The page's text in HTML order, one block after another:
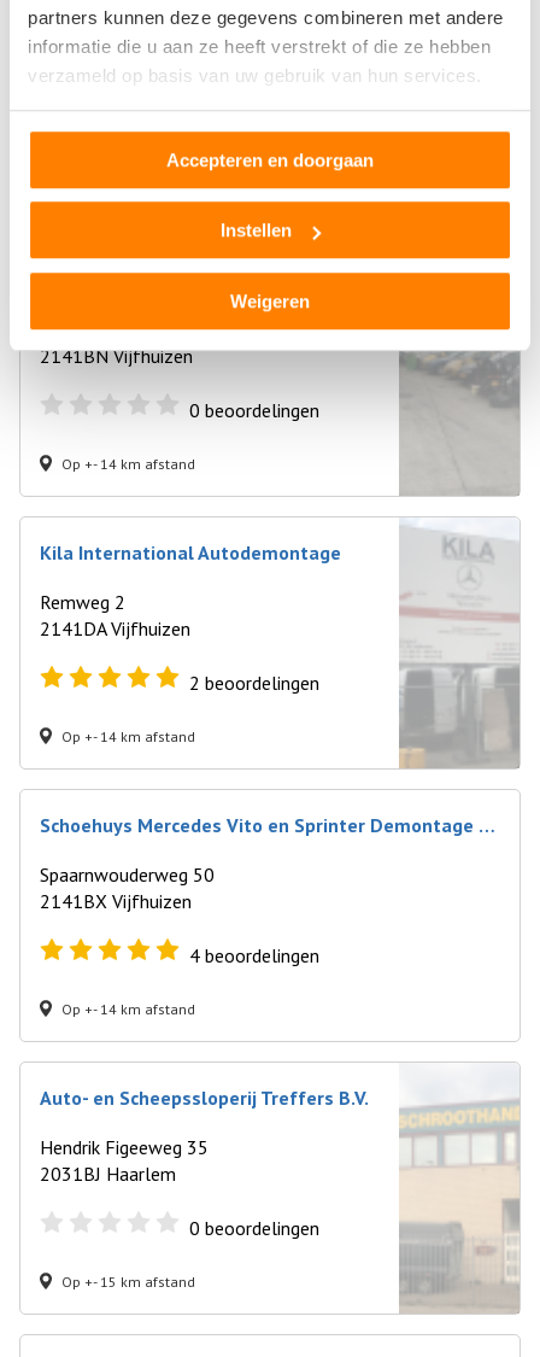
partners kunnen deze gegevens combineren met andere
informatie die u aan ze heeft verstrekt of die ze hebben
verzameld op basis van uw gebruik van hun services.
Accepteren en doorgaan
Instellen
Weigeren
Bart Autorecycling en onderdelen
Osdorperweg 487
1067SR Amsterdam
4beoordelingen
Op +- 14 km afstand
Fa. Hoole VOF
Motorweg 19
2141BN Vijfhuizen
0 beoordelingen
Op +- 14 km afstand
Kila International Autodemontage
Remweg 2
2141DA Vijfhuizen
2 beoordelingen
Op +- 14 km afstand
Schoehuys Mercedes Vito en Sprinter Demontage B.V.
Spaarnwouderweg 50
2141BX Vijfhuizen
4 beoordelingen
Op +- 14 km afstand
Auto- en Scheepssloperij Treffers B.V.
Hendrik Figeeweg 35
2031BJ Haarlem
0 beoordelingen
Op +- 15 km afstand